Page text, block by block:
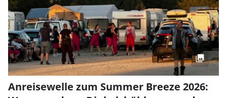
Anreisewelle zum Summer Breeze 2026: